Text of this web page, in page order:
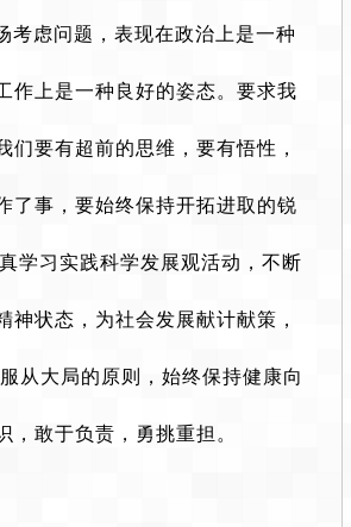
考虑问题，表现在政治上是一种
作上是一种良好的姿态。要求我
要有超前的思维，要有悟性，
了事，要始终保持开拓进取的锐
学习实践科学发展观活动，不断
状态，为社会发展献计献策，
从大局的原则，始终保持健康向
，敢于负责，勇挑重担。